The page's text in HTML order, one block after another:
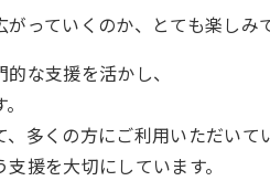
がっていくのか、とても楽し
な支援を活かし、
多くの方にご利用いただいて
援を大切にしています。